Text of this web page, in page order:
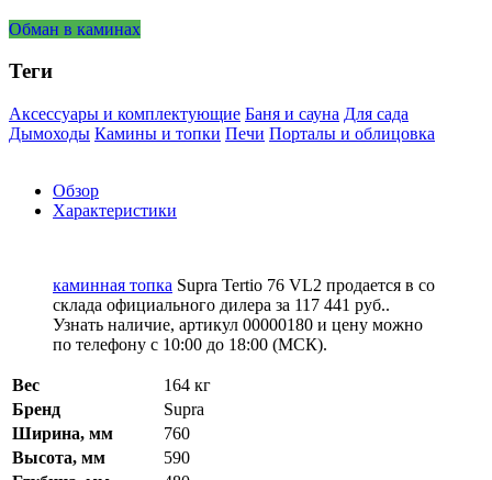
Обман в каминах
Теги
Аксессуары и комплектующие Баня и сауна Для сада
Дымоходы Камины и топки Печи Порталы и облицовка
Обзор
Характеристики
каминная топка Supra Tertio 76 VL2 продается в со
склада официального дилера за 117 441 руб..
Узнать наличие, артикул 00000180 и цену можно
по телефону с 10:00 до 18:00 (МСК).
Вес
164 кг
Бренд
Supra
Ширина, мм
760
Высота, мм
590